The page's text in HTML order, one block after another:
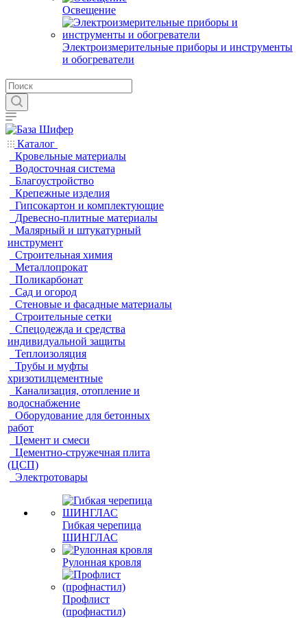
Освещение
Электроизмерительные приборы и инструменты
и обогреватели
Каталог
Кровельные материалы
Водосточная система
Благоустройство
Крепежные изделия
Гипсокартон и комплектующие
Древесно-плитные материалы
Малярный и штукатурный
инструмент
Строительная химия
Металлопрокат
Поликарбонат
Сад и огород
Стеновые и фасадные материалы
Строительные сетки
Спецодежда и средства
индивидуальной защиты
Теплоизоляция
Трубы и муфты
хризотилцементные
Канализация, отопление и
водоснабжение
Оборудование для бетонных
работ
Цемент и смеси
Цементно-стружечная плита
(ЦСП)
Электротовары
Гибкая черепица
ШИНГЛАС
Рулонная кровля
Профлист
(профнастил)